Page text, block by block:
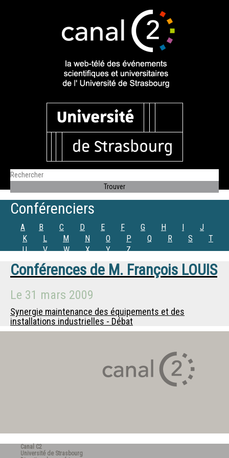
Conférenciers
A B C D E F G H I
J
K
L M N O P Q R S
T
U
V W X Y Z
Conférences de M. François LOUIS
Le 31 mars 2009
Synergie maintenance des équipements et des
installations industrielles - Débat
Canal C2
Université de Strasbourg